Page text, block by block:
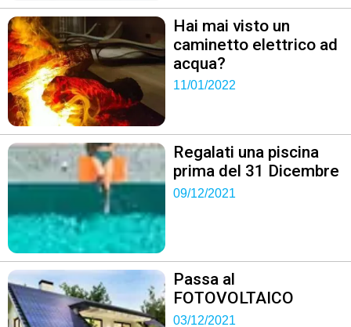
Hai mai visto un
caminetto elettrico ad
acqua?
11/01/2022
Regalati una piscina
prima del 31 Dicembre
09/12/2021
Passa al
FOTOVOLTAICO
03/12/2021